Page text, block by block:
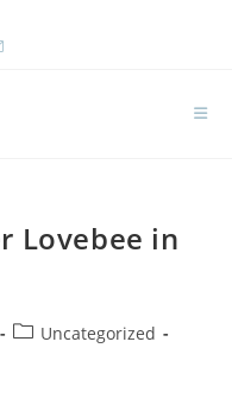
Lovebee in
Uncategorized